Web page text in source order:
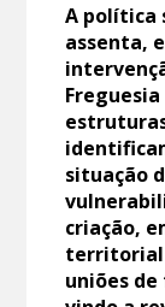
A política
assenta,
Freguesia
situação
criação,
territorial
uniões